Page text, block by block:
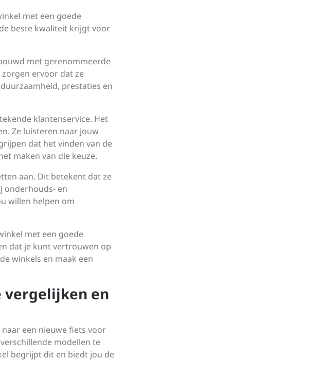
met een goede
beste kwaliteit krijgt voor
met gerenommeerde
ervoor dat ze
prestaties en
klantenservice. Het
Ze luisteren naar jouw
dat het vinden van de
maken van die keuze.
aan. Dit betekent dat ze
onderhouds- en
willen helpen om
met een goede
dat je kunt vertrouwen op
winkels en maak een
vergelijken en
een nieuwe fiets voor
modellen te
begrijpt dit en biedt jou de